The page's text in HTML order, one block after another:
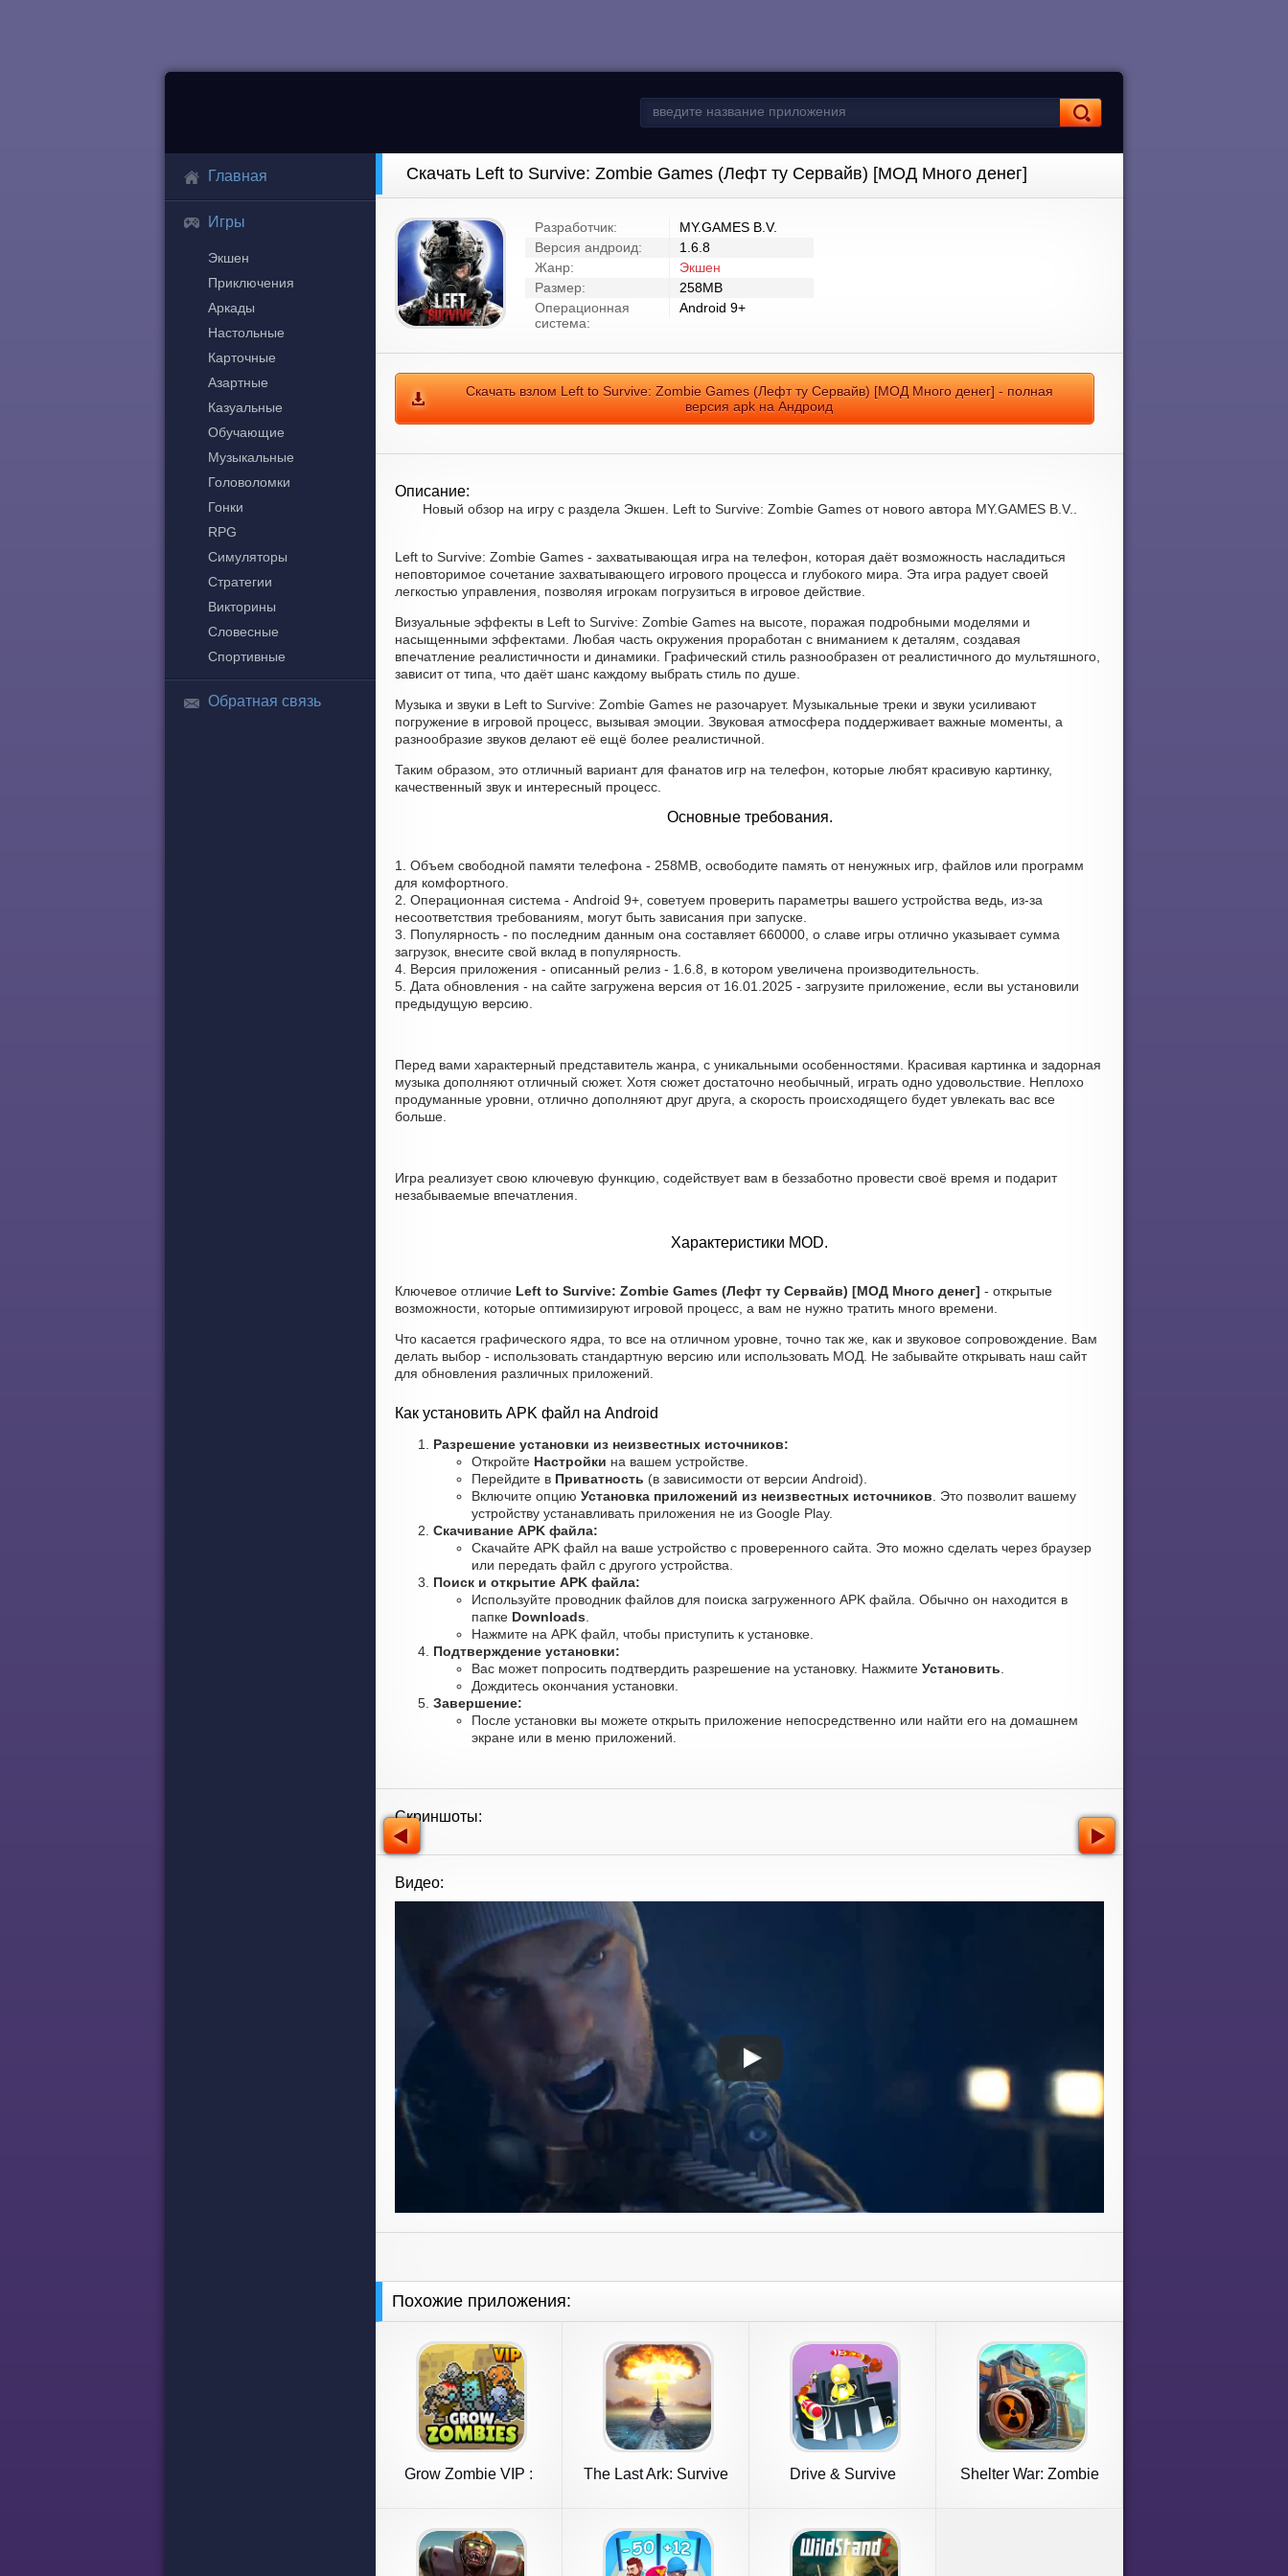
Главная
Игры
Экшен
Приключения
Аркады
Настольные
Карточные
Азартные
Казуальные
Обучающие
Музыкальные
Головоломки
Гонки
RPG
Симуляторы
Стратегии
Викторины
Словесные
Спортивные
Обратная связь
Скачать Left to Survive: Zombie Games (Лефт ту Сервайв) [МОД Много денег]
Разработчик:
MY.GAMES B.V.
Версия андроид:
1.6.8
Жанр:
Экшен
Размер:
258MB
Операционная
система:
Android 9+
Скачать взлом Left to Survive: Zombie Games (Лефт ту Сервайв) [МОД Много денег] - полная
версия apk на Андроид
Описание:
Новый обзор на игру с раздела Экшен. Left to Survive: Zombie Games от нового автора MY.GAMES B.V..
Left to Survive: Zombie Games - захватывающая игра на телефон, которая даёт возможность насладиться
неповторимое сочетание захватывающего игрового процесса и глубокого мира. Эта игра радует своей
легкостью управления, позволяя игрокам погрузиться в игровое действие.
Визуальные эффекты в Left to Survive: Zombie Games на высоте, поражая подробными моделями и
насыщенными эффектами. Любая часть окружения проработан с вниманием к деталям, создавая
впечатление реалистичности и динамики. Графический стиль разнообразен от реалистичного до мультяшного,
зависит от типа, что даёт шанс каждому выбрать стиль по душе.
Музыка и звуки в Left to Survive: Zombie Games не разочарует. Музыкальные треки и звуки усиливают
погружение в игровой процесс, вызывая эмоции. Звуковая атмосфера поддерживает важные моменты, а
разнообразие звуков делают её ещё более реалистичной.
Таким образом, это отличный вариант для фанатов игр на телефон, которые любят красивую картинку,
качественный звук и интересный процесс.
Основные требования.
1. Объем свободной памяти телефона - 258MB, освободите память от ненужных игр, файлов или программ
для комфортного.
2. Операционная система - Android 9+, советуем проверить параметры вашего устройства ведь, из-за
несоответствия требованиям, могут быть зависания при запуске.
3. Популярность - по последним данным она составляет 660000, о cлаве игры отлично указывает сумма
загрузок, внесите свой вклад в популярность.
4. Версия приложения - описанный релиз - 1.6.8, в котором увеличена производительность.
5. Дата обновления - на сайте загружена версия от 16.01.2025 - загрузите приложение, если вы установили
предыдущую версию.
Перед вами характерный представитель жанра, с уникальными особенностями. Красивая картинка и задорная
музыка дополняют отличный сюжет. Хотя сюжет достаточно необычный, играть одно удовольствие. Неплохо
продуманные уровни, отлично дополняют друг друга, а скорость происходящего будет увлекать вас все
больше.
Игра реализует свою ключевую функцию, содействует вам в беззаботно провести своё время и подарит
незабываемые впечатления.
Характеристики MOD.
Ключевое отличие Left to Survive: Zombie Games (Лефт ту Сервайв) [МОД Много денег] - открытые
возможности, которые оптимизируют игровой процесс, а вам не нужно тратить много времени.
Что касается графического ядра, то все на отличном уровне, точно так же, как и звуковое сопровождение. Вам
делать выбор - использовать стандартную версию или использовать МОД. Не забывайте открывать наш сайт
для обновления различных приложений.
Как установить APK файл на Android
Разрешение установки из неизвестных источников:
Откройте Настройки на вашем устройстве.
Перейдите в Приватность (в зависимости от версии Android).
Включите опцию Установка приложений из неизвестных источников . Это позволит вашему
устройству устанавливать приложения не из Google Play.
Скачивание APK файла:
Скачайте APK файл на ваше устройство с проверенного сайта. Это можно сделать через браузер
или передать файл с другого устройства.
Поиск и открытие APK файла:
Используйте проводник файлов для поиска загруженного APK файла. Обычно он находится в
папке Downloads
Нажмите на APK файл, чтобы приступить к установке.
Подтверждение установки:
Вас может попросить подтвердить разрешение на установку. Нажмите Установить
Дождитесь окончания установки.
Завершение:
После установки вы можете открыть приложение непосредственно или найти его на домашнем
экране или в меню приложений.
Скриншоты:
Видео:
Похожие приложения:
Grow Zombie VIP :
The Last Ark: Survive
Drive & Survive
Shelter War: Zombie